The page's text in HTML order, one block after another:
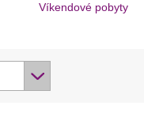
Víkendové pobyty